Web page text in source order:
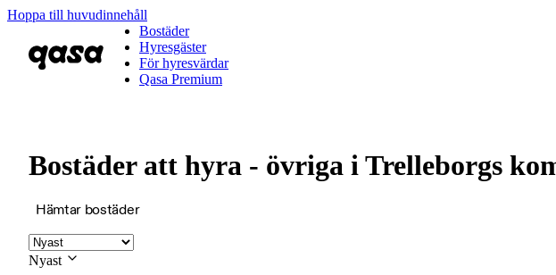
Hoppa till huvudinnehåll
Bostäder
Hyresgäster
För hyresvärdar
Qasa Premium
Bostäder att hyra - övriga i Trelleborgs
Hämtar bostäder
Nyast